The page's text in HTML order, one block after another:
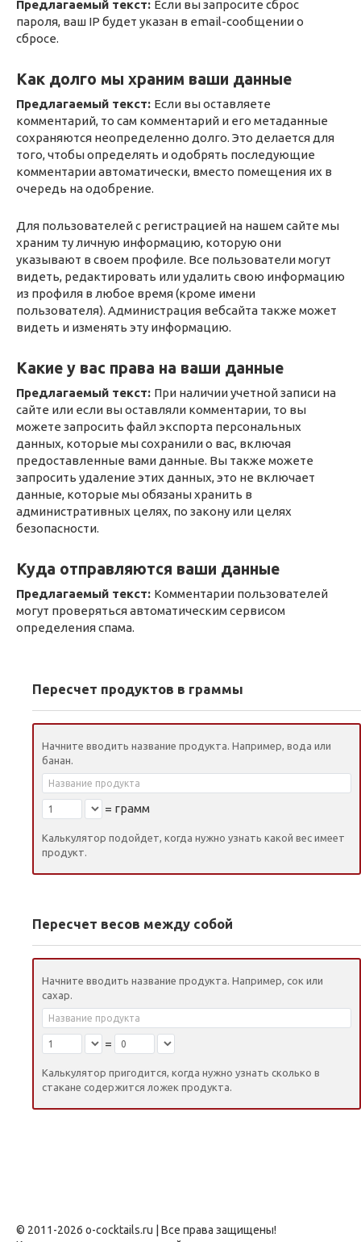
Предлагаемый текст: Если вы запросите сброс
пароля, ваш IP будет указан в email-сообщении о
сбросе.
Как долго мы храним ваши данные
Предлагаемый текст: Если вы оставляете
комментарий, то сам комментарий и его метаданные
сохраняются неопределенно долго. Это делается для
того, чтобы определять и одобрять последующие
комментарии автоматически, вместо помещения их в
очередь на одобрение.
Для пользователей с регистрацией на нашем сайте мы
храним ту личную информацию, которую они
указывают в своем профиле. Все пользователи могут
видеть, редактировать или удалить свою информацию
из профиля в любое время (кроме имени
пользователя). Администрация вебсайта также может
видеть и изменять эту информацию.
Какие у вас права на ваши данные
Предлагаемый текст: При наличии учетной записи на
сайте или если вы оставляли комментарии, то вы
можете запросить файл экспорта персональных
данных, которые мы сохранили о вас, включая
предоставленные вами данные. Вы также можете
запросить удаление этих данных, это не включает
данные, которые мы обязаны хранить в
административных целях, по закону или целях
безопасности.
Куда отправляются ваши данные
Предлагаемый текст: Комментарии пользователей
могут проверяться автоматическим сервисом
определения спама.
Пересчет продуктов в граммы
Начните вводить название продукта. Например, вода или
банан.
= грамм
Калькулятор подойдет, когда нужно узнать какой вес имеет
продукт.
Пересчет весов между собой
Начните вводить название продукта. Например, сок или
сахар.
=
Калькулятор пригодится, когда нужно узнать сколько в
стакане содержится ложек продукта.
© 2011-2026 o-cocktails.ru | Все права защищены!